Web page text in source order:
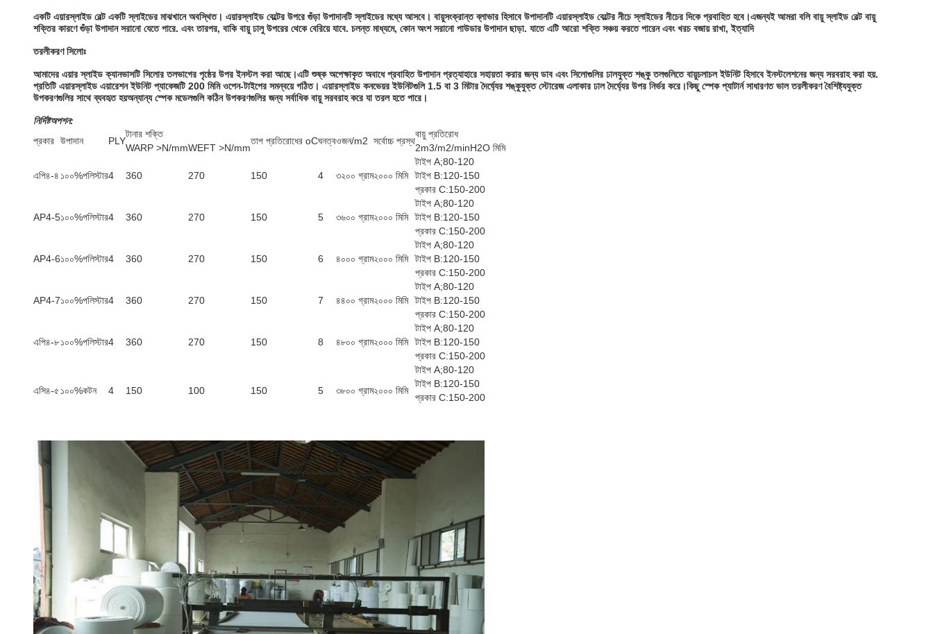
একটি এয়ারস্লাইড বেল্ট একটি স্লাইডের মাঝখানে অবস্থিত। এয়ারস্লাইড বেল্টের উপরে গুঁড়া উপাদানটি স্লাইডের মধ্যে আসবে। বায়ুসংক্রান্ত ব্লাভার হিসাবে উপাদানটি এয়ারস্লাইড বেল্টের নীচে স্লাইডের নীচের দিকে প্রবাহিত হবে।এজন্যই আমরা বলি বায়ু স্লাইড বেল্ট বায়ু
শক্তির কারণে গুঁড়া উপাদান সরানো যেতে পারে. এবং তারপর, বাকি বায়ু ঢালু উপরের থেকে বেরিয়ে যাবে. চলন্ত মাধ্যমে, কোন অংশ সরানো পাউডার উপাদান ছাড়া. যাতে এটি আরো শক্তি সঞ্চয় করতে পারেন এবং খরচ বজায় রাখা, ইত্যাদি
তরলীকরণ সিলোঃ
আমাদের এয়ার স্লাইড ক্যানভাসটি সিলোর তলভাগের পৃষ্ঠের উপর ইনস্টল করা আছে।এটি শুষ্ক অপেক্ষাকৃত অবাধে প্রবাহিত উপাদান প্রত্যাহারে সহায়তা করার জন্য ডাব এবং সিলোগুলির ঢালযুক্ত শঙ্কু তলগুলিতে বায়ুচলাচল ইউনিট হিসাবে ইনস্টলেশনের জন্য সরবরাহ করা হয়.
প্রতিটি এয়ারস্লাইড এয়ারেশন ইউনিট প্যাকেজটি 200 মিমি ওপেন-টাইপের সমন্বয়ে গঠিত। এয়ারস্লাইড কনভেয়র ইউনিটগুলি 1.5 বা 3 মিটার দৈর্ঘ্যের শঙ্কুযুক্ত স্টোরেজ এলাকার ঢাল দৈর্ঘ্যের উপর নির্ভর করে।কিছু স্পেক প্যাটার্ন সাধারণত ভাল তরলীকরণ বৈশিষ্ট্যযুক্ত
উপকরণগুলির সাথে ব্যবহৃত হয়অন্যান্য স্পেক মডেলগুলি কঠিন উপকরণগুলির জন্য সর্বাধিক বায়ু সরবরাহ করে যা তরল হতে পারে।
নির্দিষ্টঅপশন:
প্রকার উপাদান PLY
টানার শক্তি
তাপ প্রতিরোধের oCঘনত্বওজন/m2 সর্বোচ্চ প্রস্থ
বায়ু প্রতিরোধ
WARP >N/mmWEFT >N/mm 2m3/m2/minH2O মিমি
এপি৪-৪ ১০০%পলিস্টার4 360 270 150 4 ৩২০০ গ্রাম২০০০ মিমি
টাইপ A;80-120
টাইপ B:120-150
প্রকার C:150-200
AP4-5১০০%পলিস্টার4 360 270 150 5 ৩৬০০ গ্রাম২০০০ মিমি
টাইপ A;80-120
টাইপ B:120-150
প্রকার C:150-200
AP4-6১০০%পলিস্টার4 360 270 150 6 ৪০০০ গ্রাম২০০০ মিমি
টাইপ A;80-120
টাইপ B:120-150
প্রকার C:150-200
AP4-7১০০%পলিস্টার4 360 270 150 7 ৪৪০০ গ্রাম২০০০ মিমি
টাইপ A;80-120
টাইপ B:120-150
প্রকার C:150-200
এপি৪-৮১০০%পলিস্টার4 360 270 150 8 ৪৮০০ গ্রাম২০০০ মিমি
টাইপ A;80-120
টাইপ B:120-150
প্রকার C:150-200
এসি৪-৫ ১০০%কটন 4 150 100 150 5 ৩৮০০ গ্রাম২০০০ মিমি
টাইপ A;80-120
টাইপ B:120-150
প্রকার C:150-200